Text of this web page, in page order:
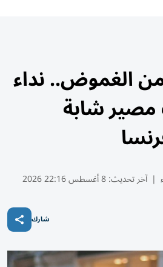
من الغموض.. نداء
شابة
| آخر تحديث:8 أغسطس 22:16 2026
شارك